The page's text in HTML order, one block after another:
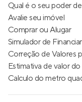
Qual é o seu poder
Avalie seu imóvel
Comprar ou Alugar
Simulador de
Correção de Valores
Estimativa de valor
Calculo do metro